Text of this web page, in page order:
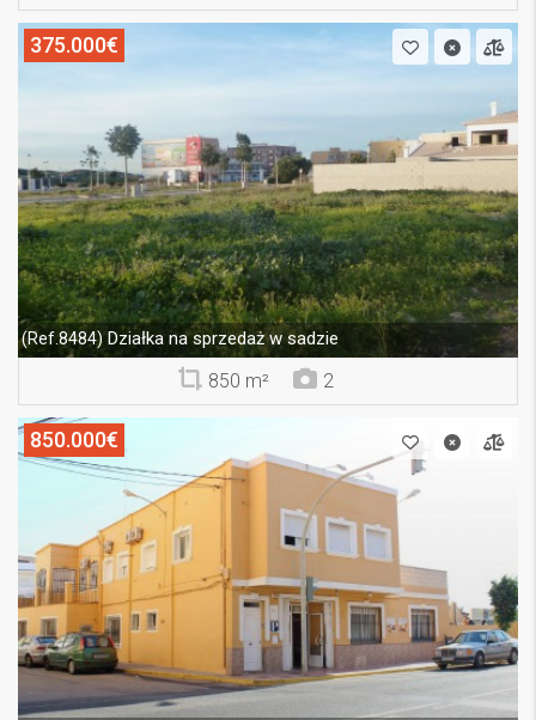
375.000€
(Ref.8484) Działka na sprzedaż w sadzie
850 m² 2
850.000€